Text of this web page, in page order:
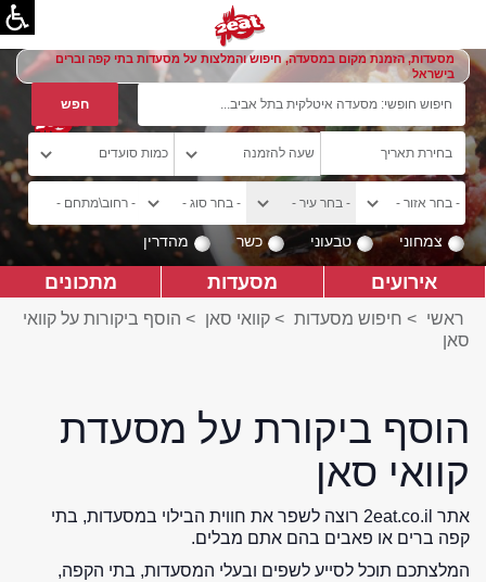
מסעדות, הזמנת מקום במסעדה, חיפוש והמלצות על מסעדות בתי קפה וברים
בישראל
צמחוני טבעוני כשר מהדרין
אירועים מסעדות מתכונים
ראשי > חיפוש מסעדות > קוואי סאן > הוסף ביקורות על קוואי
סאן
הוסף ביקורת על מסעדת
קוואי סאן
אתר 2eat.co.il רוצה לשפר את חווית הבילוי במסעדות, בתי
קפה ברים או פאבים בהם אתם מבלים.
המלצתכם תוכל לסייע לשפים ובעלי המסעדות, בתי הקפה,